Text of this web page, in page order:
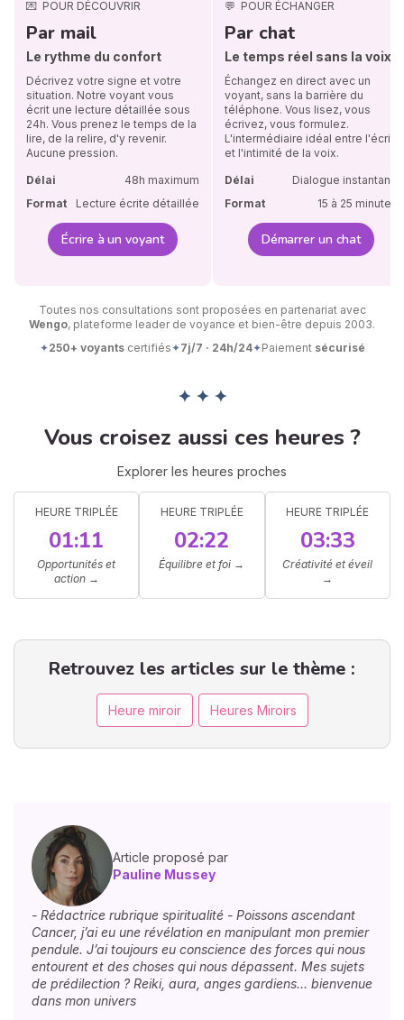
💌 POUR DÉCOUVRIR
Par mail
Le rythme du confort
Décrivez votre signe et votre
situation. Notre voyant vous
écrit une lecture détaillée sous
24h. Vous prenez le temps de la
lire, de la relire, d'y revenir.
Aucune pression.
Délai
48h maximum
Format
Lecture écrite détaillée
Écrire à un voyant
💬 POUR ÉCHANGER
Par chat
Le temps réel sans la voix
Échangez en direct avec un
voyant, sans la barrière du
téléphone. Vous lisez, vous
écrivez, vous formulez.
L'intermédiaire idéal entre l'écrit
et l'intimité de la voix.
Délai
Dialogue instantané
Format
15 à 25 minutes
Démarrer un chat
Toutes nos consultations sont proposées en partenariat avec
Wengo, plateforme leader de voyance et bien-être depuis 2003.
✦250+ voyantscertifiés✦7j/7 · 24h/24✦Paiement sécurisé
✦ ✦ ✦
Vous croisez aussi ces heures ?
Explorer les heures proches
HEURE TRIPLÉE
01:11
Opportunités et
action→
HEURE TRIPLÉE
02:22
Équilibre et foi →
HEURE TRIPLÉE
03:33
Créativité et éveil
→
Retrouvez les articles sur le thème :
Heure miroir Heures Miroirs
Article proposé par
Pauline Mussey
- Rédactrice rubrique spiritualité - Poissons ascendant
Cancer, j’ai eu une révélation en manipulant mon premier
pendule. J’ai toujours eu conscience des forces qui nous
entourent et des choses qui nous dépassent. Mes sujets
de prédilection ? Reiki, aura, anges gardiens… bienvenue
dans mon univers